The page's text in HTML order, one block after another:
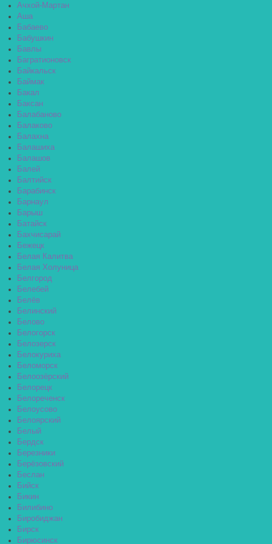
Ачхой-Мартан
Аша
Бабаево
Бабушкин
Бавлы
Багратионовск
Байкальск
Баймак
Бакал
Баксан
Балабаново
Балаково
Балахна
Балашиха
Балашов
Балей
Балтийск
Барабинск
Барнаул
Барыш
Батайск
Бахчисарай
Бежецк
Белая Калитва
Белая Холуница
Белгород
Белебей
Белёв
Белинский
Белово
Белогорск
Белозерск
Белокуриха
Беломорск
Белоозёрский
Белорецк
Белореченск
Белоусово
Белоярский
Белый
Бердск
Березники
Берёзовский
Беслан
Бийск
Бикин
Билибино
Биробиджан
Бирск
Бирюсинск